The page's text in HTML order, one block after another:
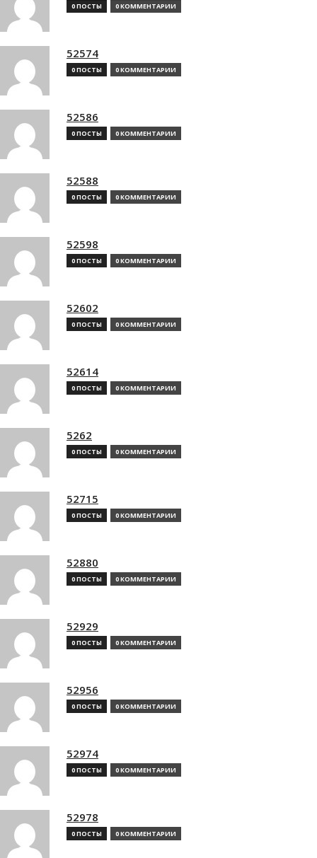
0 ПОСТЫ 0 КОММЕНТАРИИ
52574
0 ПОСТЫ 0 КОММЕНТАРИИ
52586
0 ПОСТЫ 0 КОММЕНТАРИИ
52588
0 ПОСТЫ 0 КОММЕНТАРИИ
52598
0 ПОСТЫ 0 КОММЕНТАРИИ
52602
0 ПОСТЫ 0 КОММЕНТАРИИ
52614
0 ПОСТЫ 0 КОММЕНТАРИИ
5262
0 ПОСТЫ 0 КОММЕНТАРИИ
52715
0 ПОСТЫ 0 КОММЕНТАРИИ
52880
0 ПОСТЫ 0 КОММЕНТАРИИ
52929
0 ПОСТЫ 0 КОММЕНТАРИИ
52956
0 ПОСТЫ 0 КОММЕНТАРИИ
52974
0 ПОСТЫ 0 КОММЕНТАРИИ
52978
0 ПОСТЫ 0 КОММЕНТАРИИ